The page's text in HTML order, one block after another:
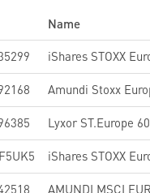
Name
iShares STOXX
Amundi Stoxx
Lyxor ST.Europe
iShares STOXX
AMUNDI MSCI